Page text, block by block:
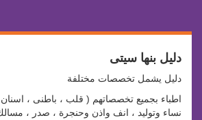
دليل بنها سيتى
دليل يشمل تخصصات مختلفة
اطباء بجميع تخصصاتهم ( قلب ، باطنى ، اسنان
نساء وتوليد ، انف واذن وحنجرة ، صدر ،